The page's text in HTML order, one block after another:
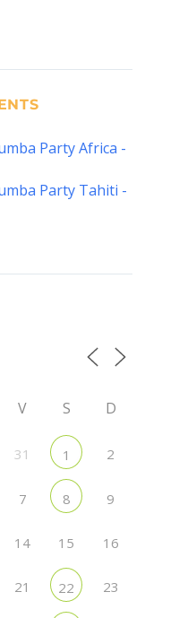
Party Africa -
Party Tahiti -
V S D
31 1 2
7 8 9
14 15 16
21 22 23